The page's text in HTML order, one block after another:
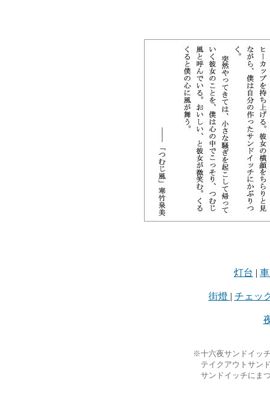
灯台 |
街燈 | チェッ
※十六夜サンドイッ
テイクアウトサン
サンドイッチにま